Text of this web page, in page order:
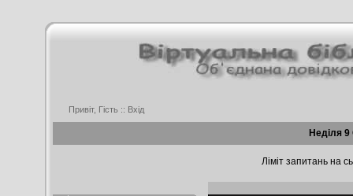
Привіт, Гість :: Вхід
Неділя
Ліміт запитань на